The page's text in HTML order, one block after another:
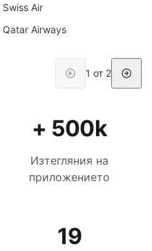
Swiss Air
Qatar Airways
1 от 2
+ 500k
Изтегляния на
приложението
19